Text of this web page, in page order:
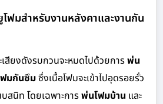
ฟมสำหรับงานหลังคาและงานกัน
สียงดังรบกวนจะหมดไปด้วยการพ่น
มกันซึมซึ่งเนื้อโฟมจะเข้าไปอุดรอยรั่ว
สนิท โดยเฉพาะการพ่นโฟมบ้าน และ